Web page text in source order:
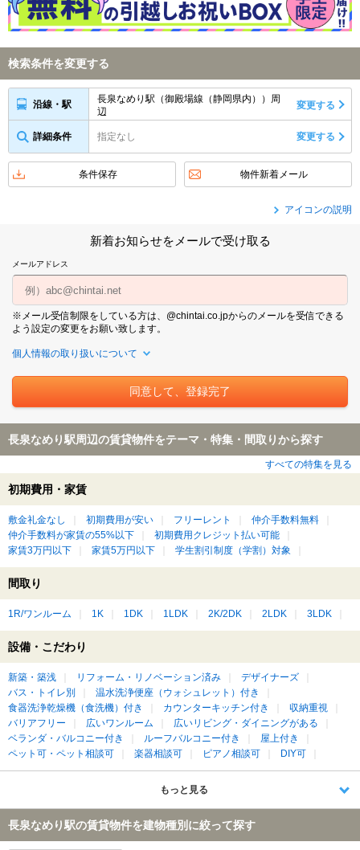
検索条件を変更する
沿線・駅
長泉なめり駅（御殿場線（静岡県内））周
辺
変更する
詳細条件 指定なし 変更する
条件保存 物件新着メール
アイコンの説明
新着お知らせをメールで受け取る
メールアドレス
※メール受信制限をしている方は、@chintai.co.jpからのメールを受信できる
よう設定の変更をお願い致します。
個人情報の取り扱いについて
長泉なめり駅周辺の賃貸物件をテーマ・特集・間取りから探す
すべての特集を見る
初期費用・家賃
敷金礼金なし 初期費用が安い フリーレント
仲介手数料無料
仲介手数料が家賃の55%以下
初期費用クレジット払い可能
家賃3万円以下
家賃5万円以下 学生割引制度（学割）対象
間取り
1R/ワンルーム 1K 1DK 1LDK 2K/2DK 2LDK 3LDK
設備・こだわり
新築・築浅 リフォーム・リノベーション済み
デザイナーズ
バス・トイレ別
温水洗浄便座（ウォシュレット）付き
食器洗浄乾燥機（食洗機）付き
カウンターキッチン付き
収納重視
バリアフリー
広いワンルーム
広いリビング・ダイニングがある
ベランダ・バルコニー付き
ルーフバルコニー付き
屋上付き
ペット可・ペット相談可
楽器相談可 ピアノ相談可 DIY可
もっと見る
長泉なめり駅の賃貸物件を建物種別に絞って探す